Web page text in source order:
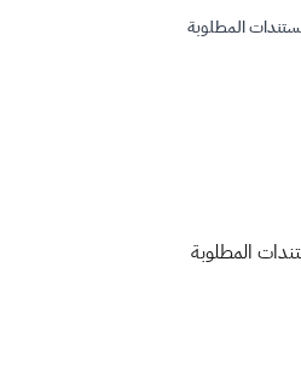
المطلوبة
المطلوبة